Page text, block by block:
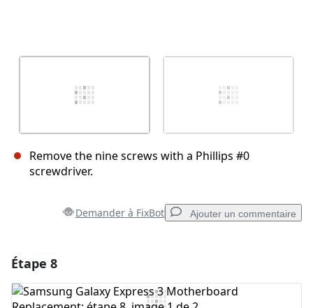
Remove the nine screws with a Phillips #0
screwdriver.
Demander à FixBot Ajouter un commentaire
Ajouter un commentaire
Étape 8